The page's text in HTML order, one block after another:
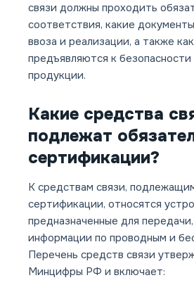
связи должны проходить
соответствия, какие
ввоза и реализации, а также
предъявляются к безопасности
продукции.
Какие средства
подлежат
сертификации?
К средствам связи,
сертификации, относятся
предназначенные для
информации по проводным и
Перечень средств связи
Минцифры РФ и включает: